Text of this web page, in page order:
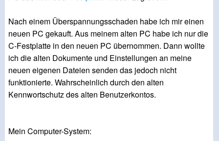
Nach einem Überspannungsschaden habe ich mir einen
neuen PC gekauft. Aus meinem alten PC habe ich nur die
C-Festplatte in den neuen PC übernommen. Dann wollte
ich die alten Dokumente und Einstellungen an meine
neuen eigenen Dateien senden das jedoch nicht
funktionierte. Wahrscheinlich durch den alten
Kennwortschutz des alten Benutzerkontos.
Mein Computer-System: